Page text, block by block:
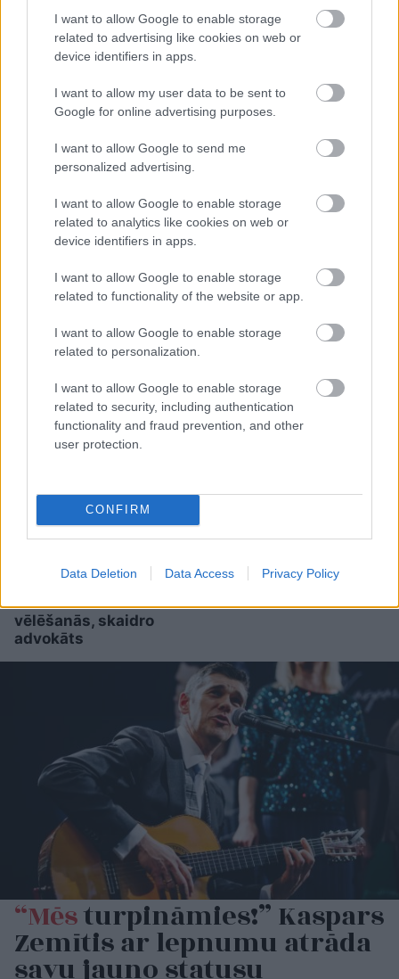
I want to allow Google to enable storage
related to advertising like cookies on web or
device identifiers in apps.
I want to allow my user data to be sent to
Google for online advertising purposes.
I want to allow Google to send me
personalized advertising.
I want to allow Google to enable storage
related to analytics like cookies on web or
device identifiers in apps.
I want to allow Google to enable storage
related to functionality of the website or app.
I want to allow Google to enable storage
related to personalization.
I want to allow Google to enable storage
related to security, including authentication
functionality and fraud prevention, and other
user protection.
CONFIRM
Data Deletion Data Access Privacy Policy
Gredzens pirkstā vēl
sasniegšanas. Latvijā
audzis nepilngadīgo
līgavu skaits
Veselības inspekcija
steidzami aicina
Sinoptiķi atklāj, kāds
laiks gaidāms
tuvākajās stundās
izbijis slepkava!? Vai
tiešām jebkurš var
kandidēt Saeimas
vēlēšanās, skaidro
advokāts
satricināja Latviju:
stājies spēkā
“Mēsturpināmies!” Kaspars
Zemītis ar lepnumu atrāda
savu jauno statusu
Atcelt Ziņot